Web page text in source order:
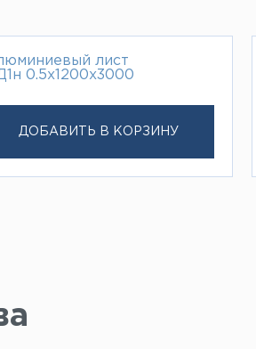
лист
0.5х1200х3000
ДОБАВИТЬ В КОРЗИНУ